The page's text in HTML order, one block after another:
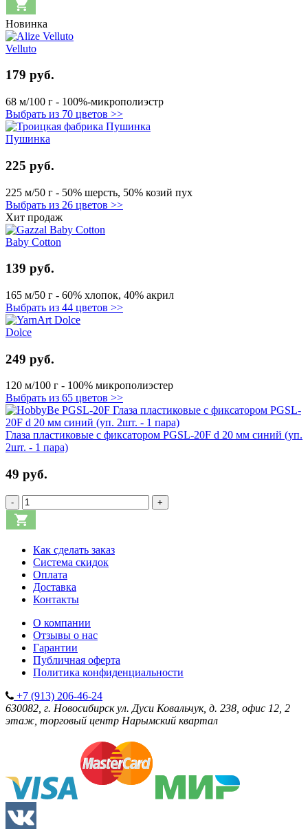
Новинка
Velluto
179 руб.
68 м/100 г - 100%-микрополиэстр
Выбрать из 70 цветов >>
Пушинка
225 руб.
225 м/50 г - 50% шерсть, 50% козий пух
Выбрать из 26 цветов >>
Хит продаж
Baby Cotton
139 руб.
165 м/50 г - 60% хлопок, 40% акрил
Выбрать из 44 цветов >>
Dolce
249 руб.
120 м/100 г - 100% микрополиэстер
Выбрать из 65 цветов >>
Глаза пластиковые с фиксатором PGSL-20F d 20 мм синий (уп.
2шт. - 1 пара)
49 руб.
- +
Как сделать заказ
Система скидок
Оплата
Доставка
Контакты
О компании
Отзывы о нас
Гарантии
Публичная оферта
Политика конфиденциальности
+7 (913) 206-46-24
630082, г. Новосибирск ул. Дуси Ковальчук, д. 238, офис 12, 2
этаж, торговый центр Нарымский квартал